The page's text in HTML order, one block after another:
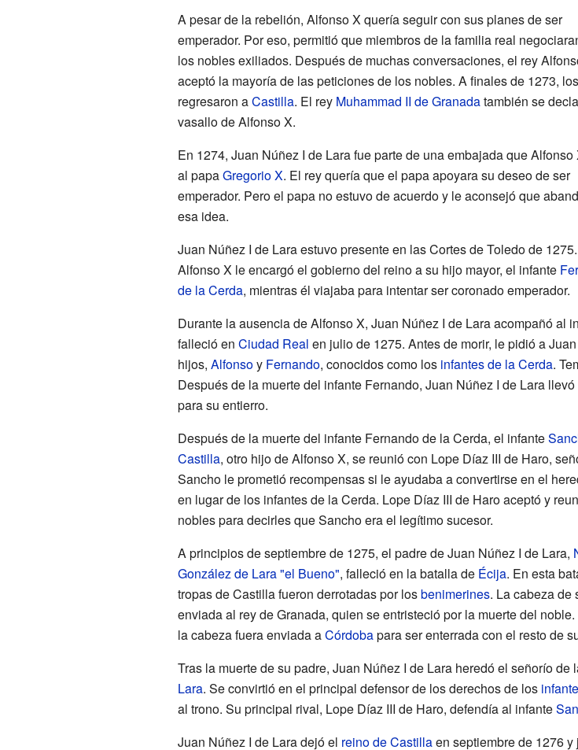
A pesar de la rebelión, Alfonso X quería seguir con sus planes de ser
emperador. Por eso, permitió que miembros de la familia real
los nobles exiliados. Después de muchas conversaciones, el rey
aceptó la mayoría de las peticiones de los nobles. A finales de 1273,
regresaron aCastilla. El rey Muhammad II de Granadatambién se
vasallo de Alfonso X.
En 1274, Juan Núñez I de Lara fue parte de una embajada que Alfonso
al papaGregorio X. El rey quería que el papa apoyara su deseo de ser
emperador. Pero el papa no estuvo de acuerdo y le aconsejó que
esa idea.
Juan Núñez I de Lara estuvo presente en las Cortes de Toledo de
Alfonso X le encargó el gobierno del reino a su hijo mayor, el infante
de la Cerda, mientras él viajaba para intentar ser coronado emperador.
Durante la ausencia de Alfonso X, Juan Núñez I de Lara acompañó al
falleció en Ciudad Real en julio de 1275. Antes de morir, le pidió a
hijos, Alfonsoy Fernando, conocidos como los infantes de la Cerda.
Después de la muerte del infante Fernando, Juan Núñez I de Lara
para su entierro.
Después de la muerte del infante Fernando de la Cerda, el infante
Castilla, otro hijo de Alfonso X, se reunió con Lope Díaz III de Haro,
Sancho le prometió recompensas si le ayudaba a convertirse en el
en lugar de los infantes de la Cerda. Lope Díaz III de Haro aceptó y
nobles para decirles que Sancho era el legítimo sucesor.
A principios de septiembre de 1275, el padre de Juan Núñez I de Lara,
González de Lara "el Bueno", falleció en la batalla de Écija. En esta
tropas de Castilla fueron derrotadas por losbenimerines. La cabeza de
enviada al rey de Granada, quien se entristeció por la muerte del
la cabeza fuera enviada aCórdobapara ser enterrada con el resto de
Tras la muerte de su padre, Juan Núñez I de Lara heredó el señorío de
Lara. Se convirtió en el principal defensor de los derechos de los
al trono. Su principal rival, Lope Díaz III de Haro, defendía al infante
Juan Núñez I de Lara dejó el reino de Castillaen septiembre de 1276 y